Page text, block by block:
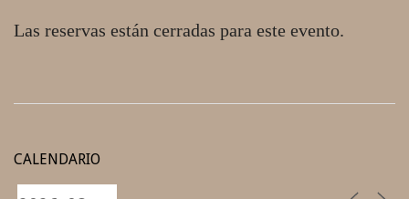
Las reservas están cerradas para este evento.
13
CALENDARIO